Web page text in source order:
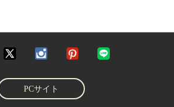
PCサイト